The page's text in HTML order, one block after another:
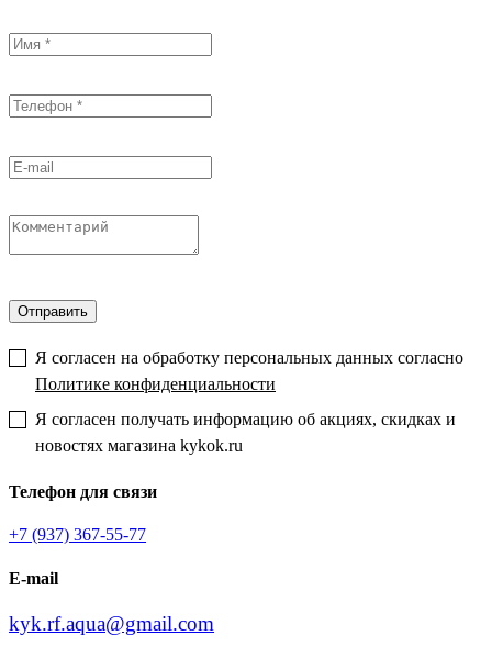
Отправить
Я согласен на обработку персональных данных согласно
Политике конфиденциальности
Я согласен получать информацию об акциях, скидках и
новостях магазина kykok.ru
Телефон для связи
+7 (937) 367-55-77
E-mail
kyk.rf.aqua@gmail.com